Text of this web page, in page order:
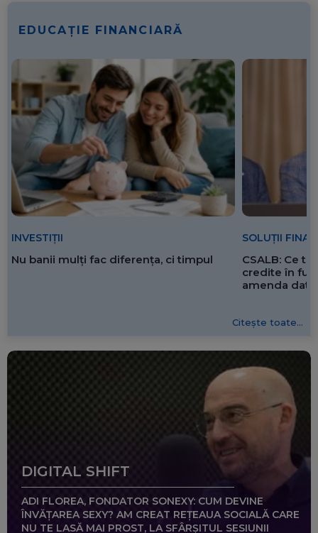
EDUCAȚIE FINANCIARĂ
INVESTIȚII
Nu banii mulți fac diferența, ci timpul
SOLUȚII
CSALB: Ce
credite în
amenda
Citește toate...
DIGITAL SHIFT
ADI FLOREA, FONDATOR SONEXY: CUM DEVINE
ÎNVĂȚAREA SEXY? AM CREAT REȚEAUA SOCIALĂ CARE
NU TE LASĂ MAI PROST, LA SFÂRȘITUL SESIUNII